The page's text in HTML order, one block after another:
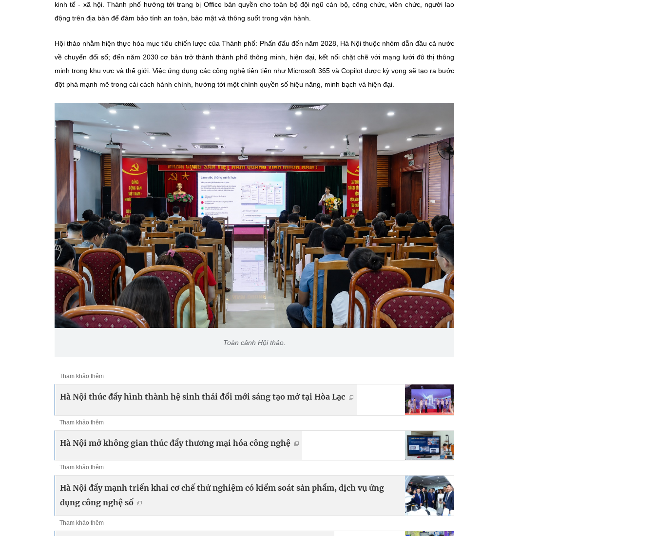
kinh tế - xã hội. Thành phố hướng tới trang bị Office bản quyền cho toàn bộ đội ngũ cán bộ, công chức, viên chức, người lao
động trên địa bàn để đảm bảo tính an toàn, bảo mật và thông suốt trong vận hành.
Hội thảo nhằm hiện thực hóa mục tiêu chiến lược của Thành phố: Phấn đấu đến năm 2028, Hà Nội thuộc nhóm dẫn đầu cả nước
về chuyển đổi số; đến năm 2030 cơ bản trở thành thành phố thông minh, hiện đại, kết nối chặt chẽ với mạng lưới đô thị thông
minh trong khu vực và thế giới. Việc ứng dụng các công nghệ tiên tiến như Microsoft 365 và Copilot được kỳ vọng sẽ tạo ra bước
đột phá mạnh mẽ trong cải cách hành chính, hướng tới một chính quyền số hiệu năng, minh bạch và hiện đại.
Toàn cảnh Hội thảo.
Tham khảo thêm
Hà Nội thúc đẩy hình thành hệ sinh thái đổi mới sáng tạo mở tại Hòa Lạc
Tham khảo thêm
Hà Nội mở không gian thúc đẩy thương mại hóa công nghệ
Tham khảo thêm
Hà Nội đẩy mạnh triển khai cơ chế thử nghiệm có kiểm soát sản phẩm, dịch vụ ứng
dụng công nghệ số
Tham khảo thêm